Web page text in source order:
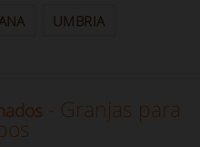
UMBRIA
- Granjas para